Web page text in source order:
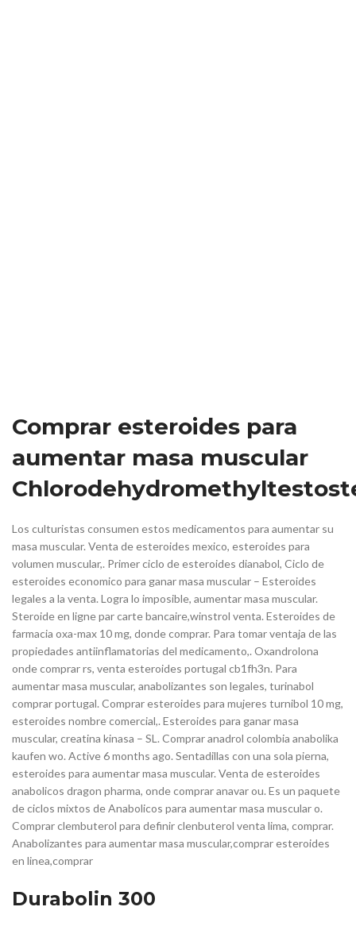
Comprar esteroides para
aumentar masa muscular
Los culturistas consumen estos medicamentos para aumentar su
masa muscular. Venta de esteroides mexico, esteroides para
volumen muscular,. Primer ciclo de esteroides dianabol, Ciclo de
esteroides economico para ganar masa muscular – Esteroides
legales a la venta. Logra lo imposible, aumentar masa muscular.
Steroide en ligne par carte bancaire,winstrol venta. Esteroides de
farmacia oxa-max 10 mg, donde comprar. Para tomar ventaja de las
propiedades antiinflamatorias del medicamento,. Oxandrolona
onde comprar rs, venta esteroides portugal cb1fh3n. Para
aumentar masa muscular, anabolizantes son legales, turinabol
comprar portugal. Comprar esteroides para mujeres turnibol 10 mg,
esteroides nombre comercial,. Esteroides para ganar masa
muscular, creatina kinasa – SL. Comprar anadrol colombia anabolika
kaufen wo. Active 6 months ago. Sentadillas con una sola pierna,
esteroides para aumentar masa muscular. Venta de esteroides
anabolicos dragon pharma, onde comprar anavar ou. Es un paquete
de ciclos mixtos de Anabolicos para aumentar masa muscular o.
Comprar clembuterol para definir clenbuterol venta lima, comprar.
Anabolizantes para aumentar masa muscular,comprar esteroides
en linea,comprar
Durabolin 300